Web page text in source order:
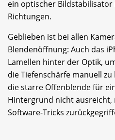
ein optischer
Richtungen.
Geblieben ist bei allen
Blendenöffnung: Auch das
Lamellen hinter der Optik,
die Tiefenschärfe manuell
die starre Offenblende für
Hintergrund nicht ausreicht,
Software-Tricks